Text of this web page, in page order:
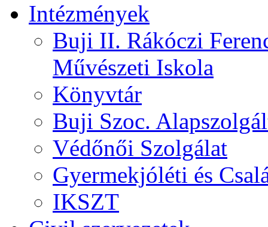
Intézmények
Buji II. Rákóczi
Művészeti Iskola
Könyvtár
Buji Szoc.
Védőnői Szolgálat
Gyermekjóléti és
IKSZT